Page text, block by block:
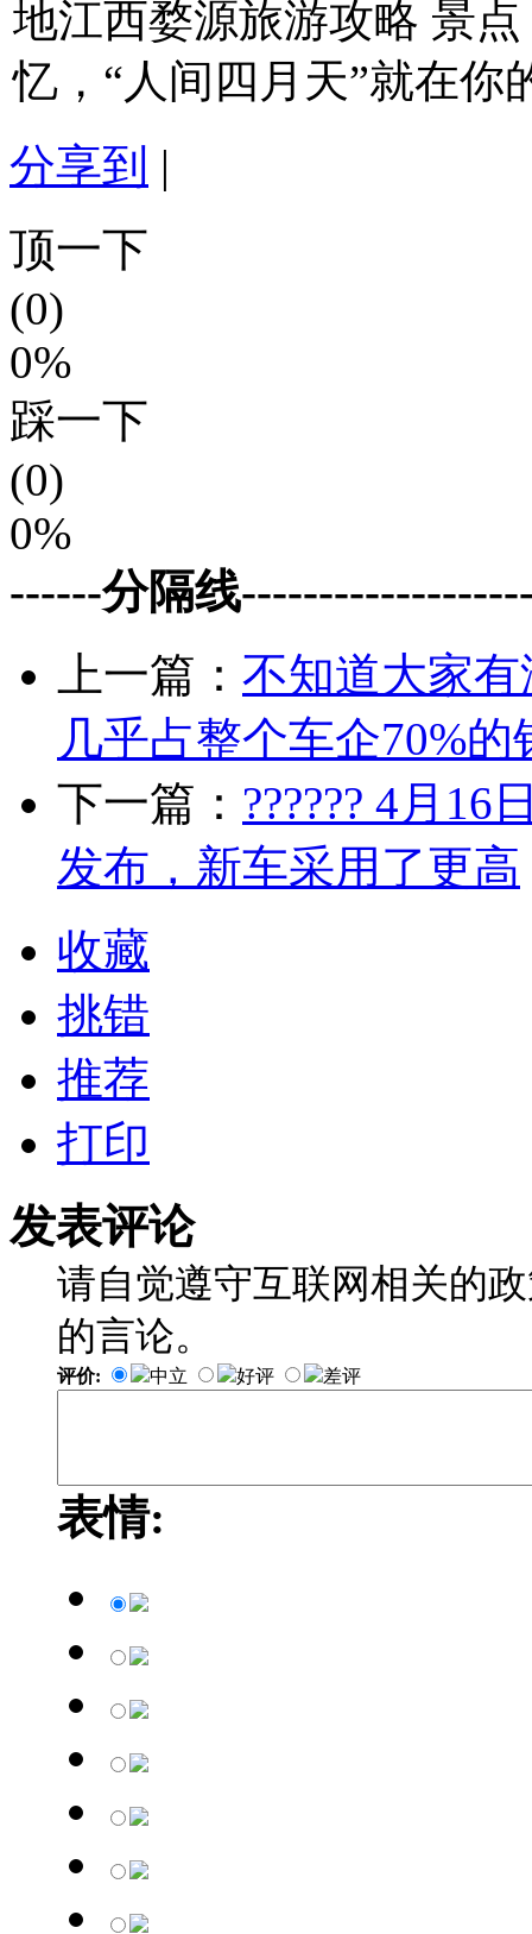
地江西婺源旅游攻略 景
忆，“人间四月天”就在你
分享到 |
顶一下
(0)
0%
踩一下
(0)
0%
------分隔线
上一篇： 不知道大家
几乎占整个车企70%的
下一篇： ?????? 4月
发布，新车采用了更高
收藏
挑错
推荐
打印
发表评论
请自觉遵守互联网相关的
的言论。
评价: 中立 好评 差评
表情: